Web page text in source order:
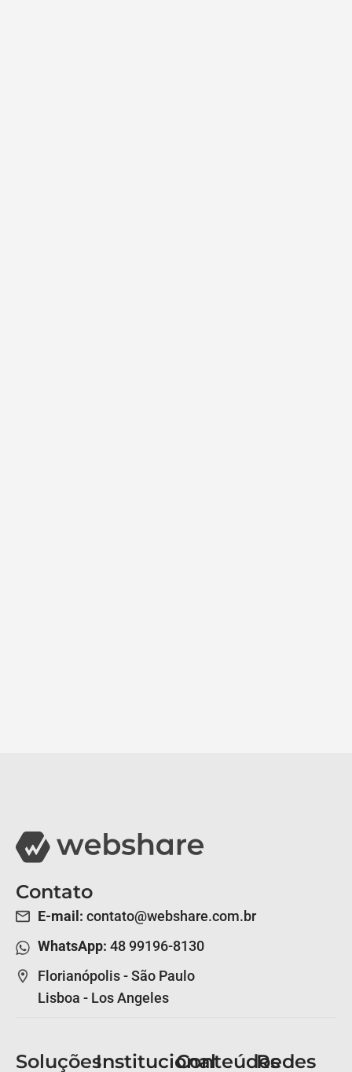
Contato
E-mail: contato@webshare.com.br
WhatsApp: 48 99196-8130
Florianópolis - São Paulo
Lisboa - Los Angeles
SoluçõesInstitucionalConteúdosRedes